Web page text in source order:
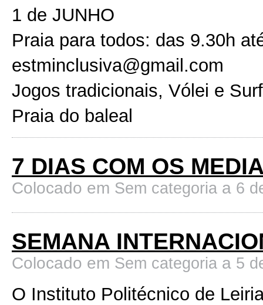
1 de JUNHO
Praia para todos: das 9.30h
estminclusiva@gmail.com
Jogos tradicionais, Vólei e
Praia do baleal
7 DIAS COM OS
Colocado em Sem categoria a 6
SEMANA
Colocado em Sem categoria a 5
O Instituto Politécnico de